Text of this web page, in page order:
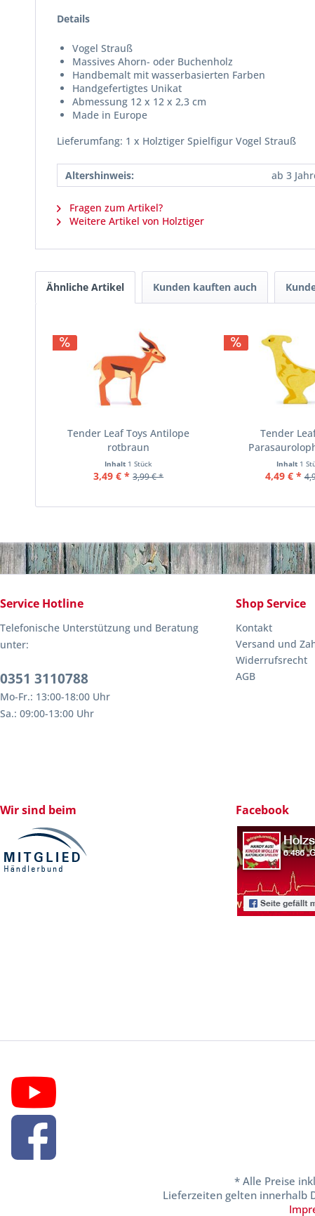
Details
Vogel Strauß
Massives Ahorn- oder Buchenholz
Handbemalt mit wasserbasierten Farben
Handgefertigtes Unikat
Abmessung 12 x 12 x 2,3 cm
Made in Europe
Lieferumfang: 1 x Holztiger Spielfigur Vogel Strauß
Altershinweis: ab 3
Fragen zum Artikel?
Weitere Artikel von Holztiger
Ähnliche Artikel Kunden kauften auch
Tender Leaf Toys Antilope
rotbraun
Inhalt 1 Stück
3,49 € * 3,99 € *
Tender
Inhalt 1
4,49 € *
Service Hotline
Telefonische Unterstützung und Beratung
unter:
0351 3110788
Mo-Fr.: 13:00-18:00 Uhr
Sa.: 09:00-13:00 Uhr
Shop Service
Kontakt
Versand und
Widerrufsrecht
AGB
Wir sind beim Facebook
* Alle Preise
Lieferzeiten gelten innerhalb